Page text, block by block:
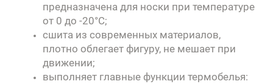
предназначена для носки при температуре
от 0 до -20°С;
сшита из современных материалов,
плотно облегает фигуру, не мешает при
движении;
выполняет главные функции термобелья: